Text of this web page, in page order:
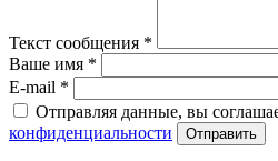
Текст сообщения *
Ваше имя *
E-mail *
Отправляя данные, вы
конфиденциальности
Отправить